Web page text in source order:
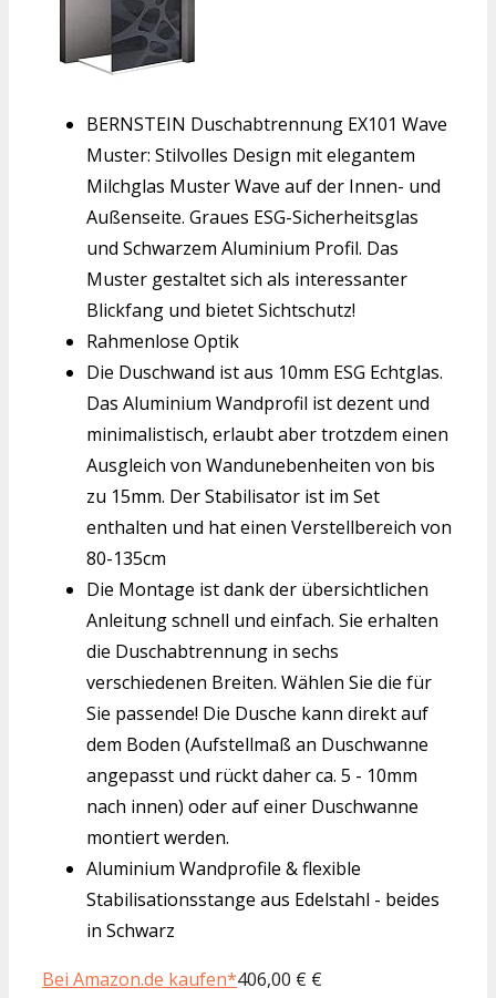
BERNSTEIN Duschabtrennung EX101 Wave
Muster: Stilvolles Design mit elegantem
Milchglas Muster Wave auf der Innen- und
Außenseite. Graues ESG-Sicherheitsglas
und Schwarzem Aluminium Profil. Das
Muster gestaltet sich als interessanter
Blickfang und bietet Sichtschutz!
Rahmenlose Optik
Die Duschwand ist aus 10mm ESG Echtglas.
Das Aluminium Wandprofil ist dezent und
minimalistisch, erlaubt aber trotzdem einen
Ausgleich von Wandunebenheiten von bis
zu 15mm. Der Stabilisator ist im Set
enthalten und hat einen Verstellbereich von
80-135cm
Die Montage ist dank der übersichtlichen
Anleitung schnell und einfach. Sie erhalten
die Duschabtrennung in sechs
verschiedenen Breiten. Wählen Sie die für
Sie passende! Die Dusche kann direkt auf
dem Boden (Aufstellmaß an Duschwanne
angepasst und rückt daher ca. 5 - 10mm
nach innen) oder auf einer Duschwanne
montiert werden.
Aluminium Wandprofile & flexible
Stabilisationsstange aus Edelstahl - beides
in Schwarz
Bei Amazon.de kaufen*406,00 € €